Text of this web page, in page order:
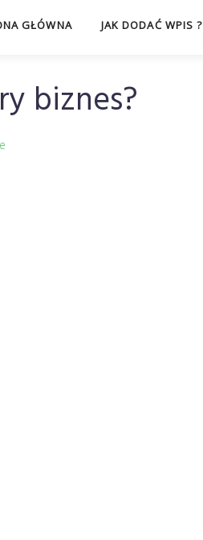
GŁÓWNA JAK DODAĆ WPIS ?
biznes?